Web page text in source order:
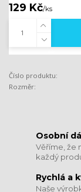
129 Kč/ks
Číslo produktu:
Rozměr:
​​​​​​​Osobní
Věříme, že
každý
Rychlá a
Naše